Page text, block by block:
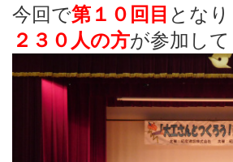
今回で第１０回目 とな
２３０人の方が参加し